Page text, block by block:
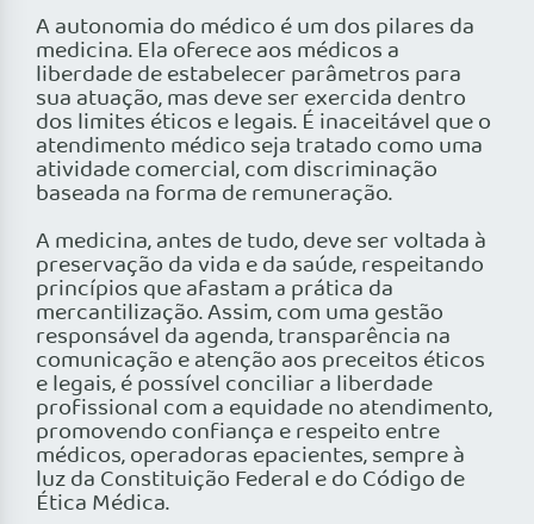
A autonomia do médico é um dos pilares da
medicina. Ela oferece aos médicos a
liberdade de estabelecer parâmetros para
sua atuação, mas deve ser exercida dentro
dos limites éticos e legais. É inaceitável que o
atendimento médico seja tratado como uma
atividade comercial, com discriminação
baseada na forma de remuneração.
A medicina, antes de tudo, deve ser voltada à
preservação da vida e da saúde, respeitando
princípios que afastam a prática da
mercantilização. Assim, com uma gestão
responsável da agenda, transparência na
comunicação e atenção aos preceitos éticos
e legais, é possível conciliar a liberdade
profissional com a equidade no atendimento,
promovendo confiança e respeito entre
médicos, operadoras epacientes, sempre à
luz da Constituição Federal e do Código de
Ética Médica.